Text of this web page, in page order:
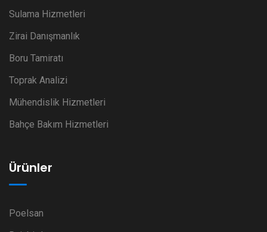
Sulama Hizmetleri
Zirai Danışmanlık
Boru Tamiratı
Toprak Analizi
Mühendislik Hizmetleri
Bahçe Bakım Hizmetleri
Ürünler
Poelsan